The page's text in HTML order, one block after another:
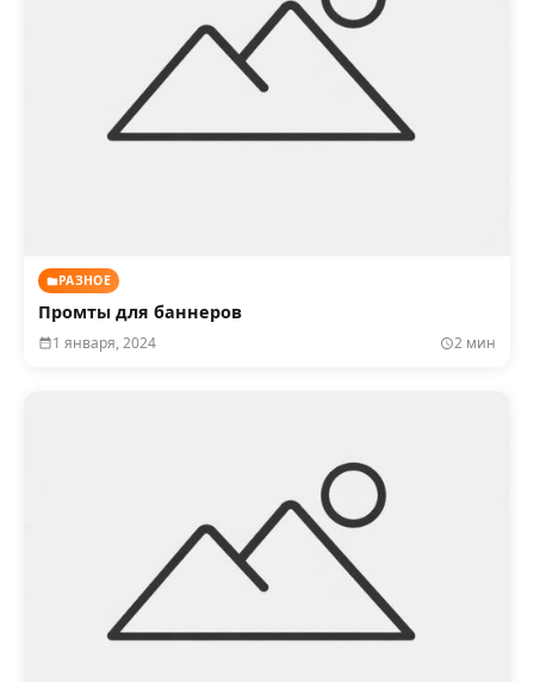
РАЗНОЕ
Промты для баннеров
1 января, 2024 2 мин